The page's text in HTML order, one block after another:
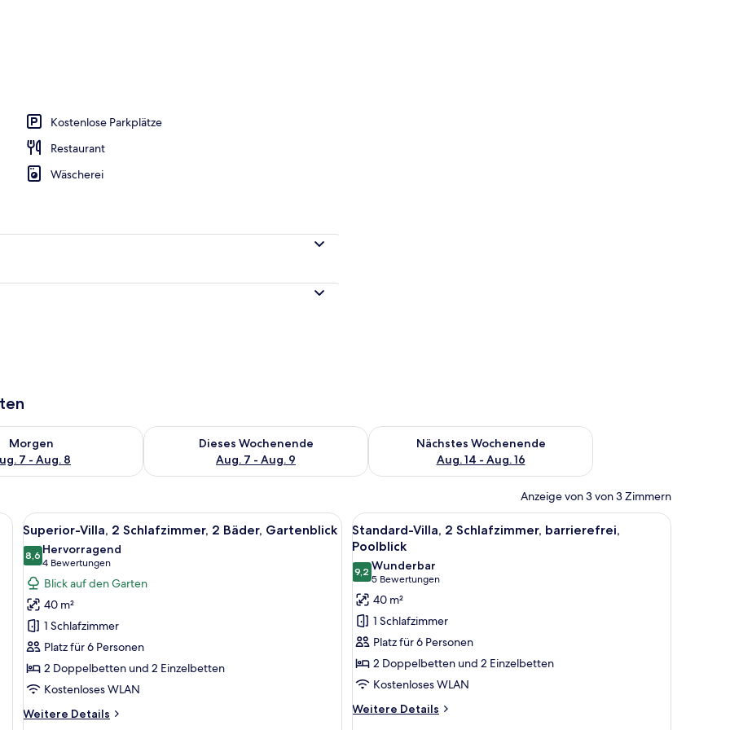
Kostenlose Parkplätze
Restaurant
Wäscherei
Morgen
7 - Aug. 8
für morgen, Aug. 7 - Aug. 8.
Dieses Wochenende
Aug. 7 - Aug. 9
Überprüfe die Verfügbarkeit für dieses Wochenende, Aug. 7 - Aug. 9.
Nächstes Wochenende
Aug. 14 - Aug. 16
Überprüfe die Verfügbarkeit für nächstes Wochenende, Aug.
Anzeige von 3 von 3 Zimmern
ein Gebäude mit rotem Dach.
Alle
Fotos
für
Superior-
Villa,
2 Schlafzimmer,
2
Bäder,
Gartenblick
anzeigen
Ein Balkon mit Tisch und Stühlen, mit Blick auf einen Pool und üppige Grünanlagen.
10
Superior-Villa, 2 Schlafzimmer, 2 Bäder, Gartenblick
8,68,6 von 10
Hervorragend
4 Bewertungen
(4
Bewertungen)
Blick auf den Garten
40 m²
1 Schlafzimmer
Platz für 6 Personen
2 Doppelbetten und 2 Einzelbetten
Kostenloses WLAN
Weitere Details
Weitere
Alle
Fotos
für
Standard-
Villa,
2 Schlafzimmer,
barrierefrei,
Poolblick
anzeigen
Ein Hotelzimmer mit zwei Betten, einem
8
Standard-Villa, 2 Schlafzimmer, barrierefrei,
Poolblick
9,29,2 von 10
Wunderbar
5 Bewertungen
(5
Bewertungen)
40 m²
1 Schlafzimmer
Platz für 6 Personen
2 Doppelbetten und 2 Einzelbetten
Kostenloses WLAN
Weitere Details
Weitere